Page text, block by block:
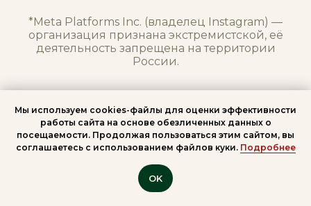
Мы используем сookies-файлы для оценки эффективности
работы сайта на основе обезличенных данных о
посещаемости. Продолжая пользоваться этим сайтом, вы
соглашаетесь с использованием файлов куки. Подробнее
OK
*Meta Platforms Inc. (владелец Instagram) —
организация признана экстремистской, её
деятельность запрещена на территории
России.